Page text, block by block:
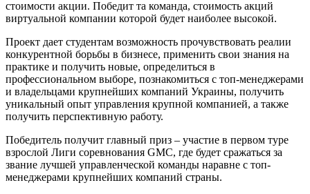
стоимости акции. Победит та команда, стоимость акций
виртуальной компании которой будет наиболее высокой.
Проект дает студентам возможность прочувствовать реалии
конкурентной борьбы в бизнесе, применить свои знания на
практике и получить новые, определиться в
профессиональном выборе, познакомиться с топ-менеджерами
и владельцами крупнейших компаний Украины, получить
уникальный опыт управления крупной компанией, а также
получить перспективную работу.
Победитель получит главный приз – участие в первом туре
взрослой Лиги соревнования GMC, где будет сражаться за
звание лучшей управленческой команды наравне с топ-
менеджерами крупнейших компаний страны.